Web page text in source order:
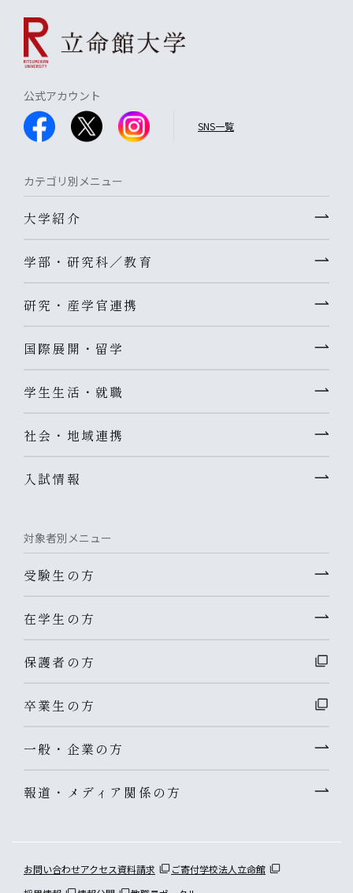
公式アカウント
SNS一覧
カテゴリ別メニュー
大学紹介
学部・研究科／教育
研究・産学官連携
国際展開・留学
学生生活・就職
社会・地域連携
入試情報
対象者別メニュー
受験生の方
在学生の方
保護者の方
卒業生の方
一般・企業の方
報道・メディア関係の方
お問い合わせアクセス資料請求 ご寄付学校法人立命館